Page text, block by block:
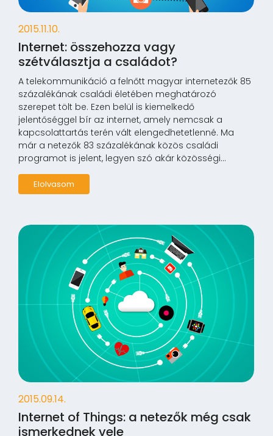
2015.11.10.
Internet: összehozza vagy
szétválasztja a családot?
A telekommunikáció a felnőtt magyar internetezők 85
százalékának családi életében meghatározó
szerepet tölt be. Ezen belül is kiemelkedő
jelentőséggel bír az internet, amely nemcsak a
kapcsolattartás terén vált elengedhetetlenné. Ma
már a netezők 83 százalékának közös családi
programot is jelent, legyen szó akár közösségi...
Elolvasom
2015.09.14.
Internet of Things: a netezők még csak
ismerkednek vele